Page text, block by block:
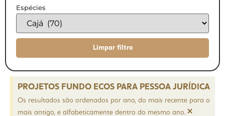
Espécies
PROJETOS FUNDO ECOS PARA PESSOA JURÍDICA
Os resultados são ordenados por ano, do mais recente para o
mais antigo, e alfabeticamente dentro do mesmo ano. ×